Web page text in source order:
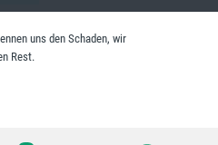
uns den Schaden, wir
Rest.